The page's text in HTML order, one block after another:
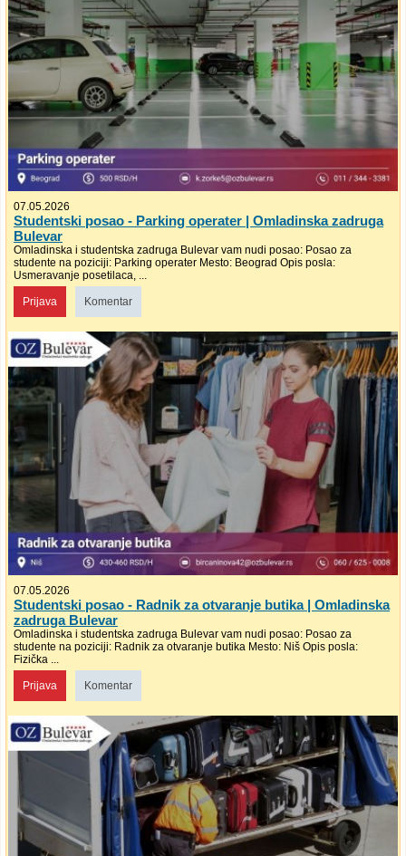
07.05.2026
Studentski posao - Parking operater | Omladinska zadruga
Bulevar
Omladinska i studentska zadruga Bulevar vam nudi posao: Posao za
studente na poziciji: Parking operater Mesto: Beograd Opis posla:
Usmeravanje posetilaca, ...
Prijava Komentar
07.05.2026
Studentski posao - Radnik za otvaranje butika | Omladinska
zadruga Bulevar
Omladinska i studentska zadruga Bulevar vam nudi posao: Posao za
studente na poziciji: Radnik za otvaranje butika Mesto: Niš Opis posla:
Fizička ...
Prijava Komentar